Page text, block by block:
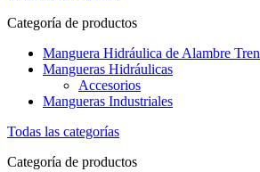
Categoría de productos
Manguera Hidráulica de Alambre
Mangueras Hidráulicas
Accesorios
Mangueras Industriales
Todas las categorías
Categoría de productos